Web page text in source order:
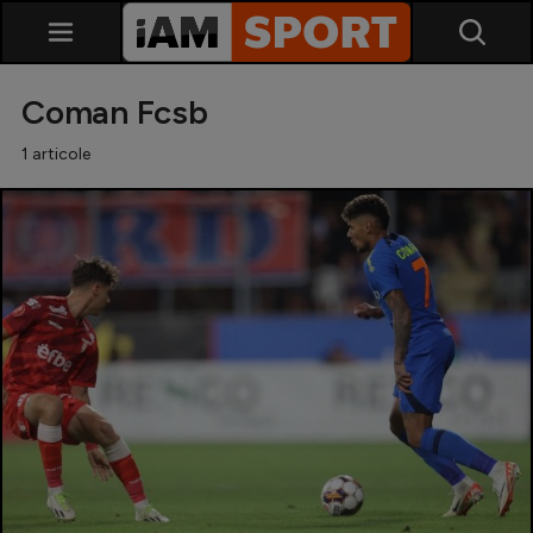
SuperLiga
Liga 2
Cupa României
Echipa Națională
Coman Fcsb
1 articole